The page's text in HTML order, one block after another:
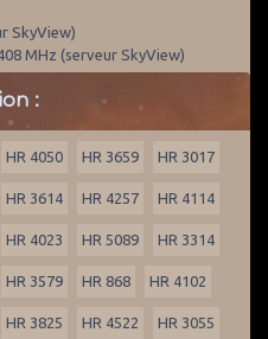
SkyView)
MHz (serveur SkyView)
:
HR 4050 HR 3659 HR 3017
HR 3614 HR 4257 HR 4114
HR 4023 HR 5089 HR 3314
HR 3579 HR 868 HR 4102
HR 3825 HR 4522 HR 3055